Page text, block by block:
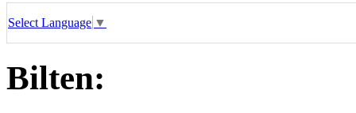
Select Language ▼
Bilten: